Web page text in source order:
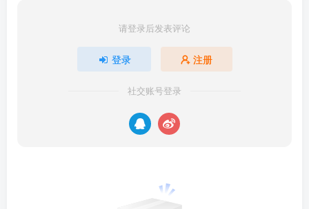
请登录后发表评论
登录 注册
社交账号登录